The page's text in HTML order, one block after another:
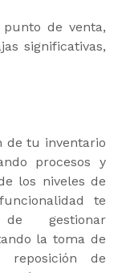
de venta,
significativas,
de tu inventario
procesos y
los niveles de
te
gestionar
la toma de
reposición de